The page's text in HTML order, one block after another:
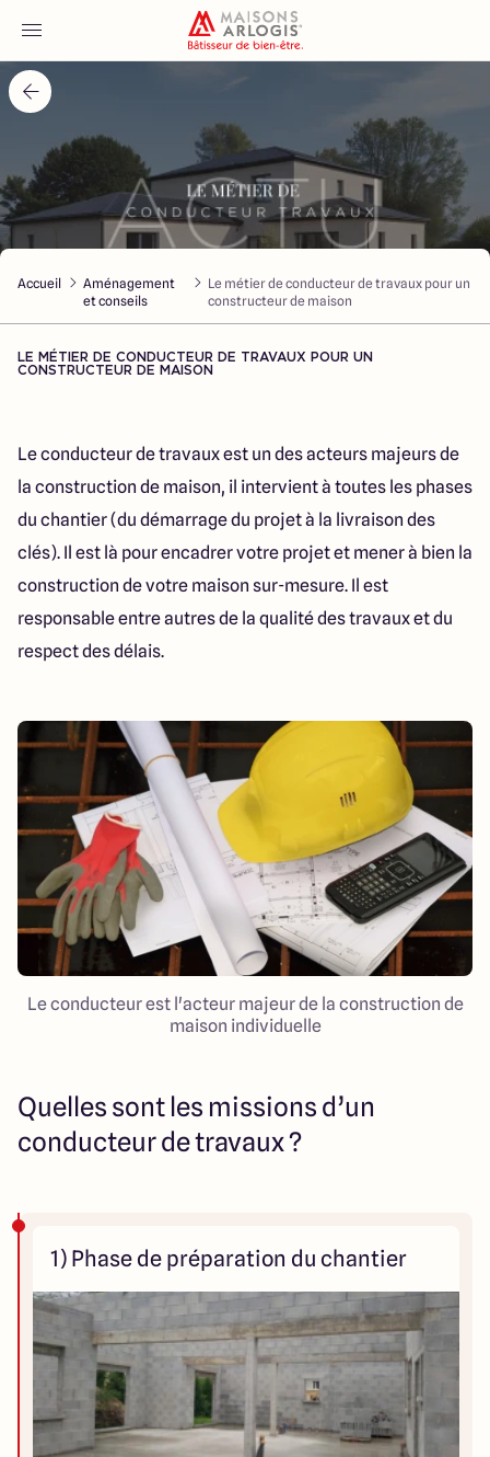
Accueil
Nos maisons
Nos annonces
Votre projet
Qui sommes-nous
Maisons ARLOGIS Aube
10120 Saint-Germain
4.6 4.8
Accueil
Aménagement
et conseils
Le métier de conducteur de travaux pour un
constructeur de maison
LE MÉTIER DE CONDUCTEUR DE TRAVAUX POUR UN
CONSTRUCTEUR DE MAISON
Le conducteur de travaux est un des acteurs majeurs de
la construction de maison, il intervient à toutes les phases
du chantier (du démarrage du projet à la livraison des
clés). Il est là pour encadrer votre projet et mener à bien la
construction de votre maison sur-mesure. Il est
responsable entre autres de la qualité des travaux et du
respect des délais.
Le conducteur est l'acteur majeur de la construction de
maison individuelle
Quelles sont les missions d’un
conducteur de travaux ?
1) Phase de préparation du chantier